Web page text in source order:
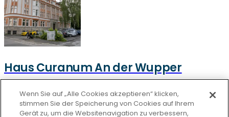
Haus Curanum An der Wupper
Unsere Netiquette
Wenn Sie auf „Alle Cookies akzeptieren“ klicken,
stimmen Sie der Speicherung von Cookies auf Ihrem
Gerät zu, um die Websitenavigation zu verbessern,